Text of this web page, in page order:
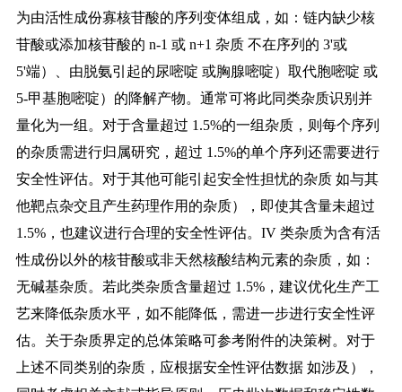
为由活性成份寡核苷酸的序列变体组成，如： 链内缺少核
苷酸或添加核苷酸的 n-1 或 n+1 杂质 不在序列的 3'或
5'端）、由脱氨引起的尿嘧啶 或胸腺嘧啶）取代胞嘧啶 或
5-甲基胞嘧啶）的降解产物。通常可将此同类杂质识别并
量化为一组。对于含量超过 1.5%的一组杂质，则每个序列
的杂质需进行归属研究，超过 1.5%的单个序列还需要进行
安全性评估。对于其他可能引起安全性担忧的杂质 如与其
他靶点杂交且产生药理作用的杂质），即使其含量未超过
1.5%，也建议进行合理的安全性评估。IV 类杂质为含有活
性成份以外的核苷酸或非天然核酸结构元素的杂质，如：
无碱基杂质。若此类杂质含量超过 1.5%，建议优化生产工
艺来降低杂质水平，如不能降低，需进一步进行安全性评
估。关于杂质界定的总体策略可参考附件的决策树。对于
上述不同类别的杂质，应根据安全性评估数据 如涉及），